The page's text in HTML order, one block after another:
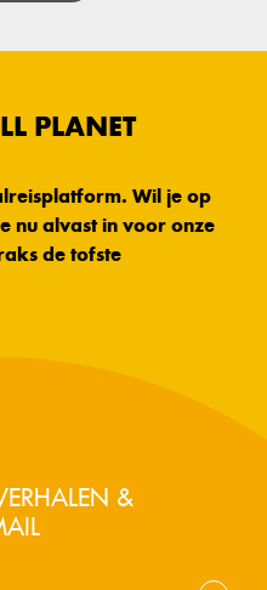
PLANET
Wil je op
nu alvast in voor onze
de tofste
&